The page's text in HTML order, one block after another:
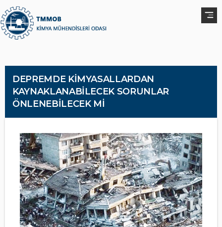
DEPREMDE KİMYASALLARDAN
KAYNAKLANABİLECEK SORUNLAR
ÖNLENEBİLECEK Mİ